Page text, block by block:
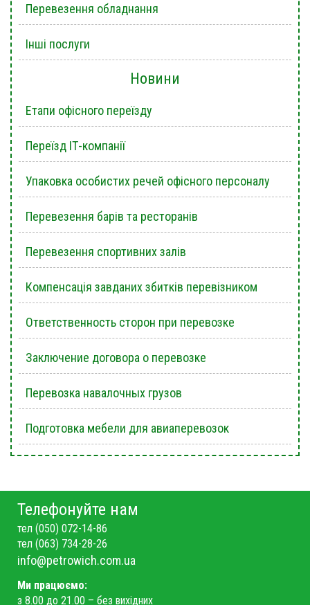
Перевезення обладнання
Інші послуги
Новини
Етапи офісного переїзду
Переїзд ІТ-компанії
Упаковка особистих речей офісного персоналу
Перевезення барів та ресторанів
Перевезення спортивних залів
Компенсація завданих збитків перевізником
Ответственность сторон при перевозке
Заключение договора о перевозке
Перевозка навалочных грузов
Подготовка мебели для авиаперевозок
Телефонуйте нам
тел (050) 072-14-86
тел (063) 734-28-26
info@petrowich.com.ua
Ми працюємо:
з 8.00 до 21.00 – без вихідних